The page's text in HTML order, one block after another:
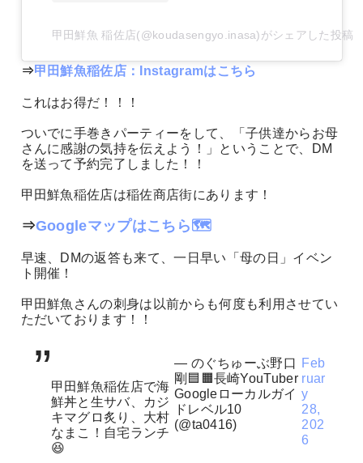
甲田鮮魚 稲佐店(@koudasengyo.inasa)がシェアした投稿
⇒甲田鮮魚稲佐店：Instagramはこちら
これはお得だ！！！
ついでに手巻きパーティーをして、「子供達からお母
さんに感謝の気持を伝えよう！」ということで、DM
を送って予約完了しました！！
甲田鮮魚稲佐店は稲佐商店街にあります！
⇒Googleマップはこちら🗺️
早速、DMの返答も来て、一日早い「母の日」イベン
ト開催！
甲田鮮魚さんの刺身は以前からも何度も利用させてい
ただいております！！
甲田鮮魚稲佐店で海
鮮丼と生サバ、カジ
キマグロ炙り、大村
なまこ！自宅ランチ
😆
— のぐちゅーぶ野口
剛🟦🟧長崎YouTuber
Googleローカルガイ
ドレベル10
(@ta0416)
Feb
ruar
y
28,
202
6